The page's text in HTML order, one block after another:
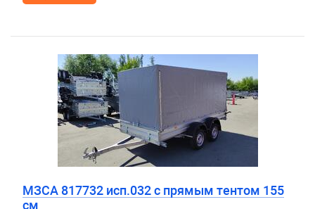
МЗСА 817732 исп.032 с прямым тентом 155
см